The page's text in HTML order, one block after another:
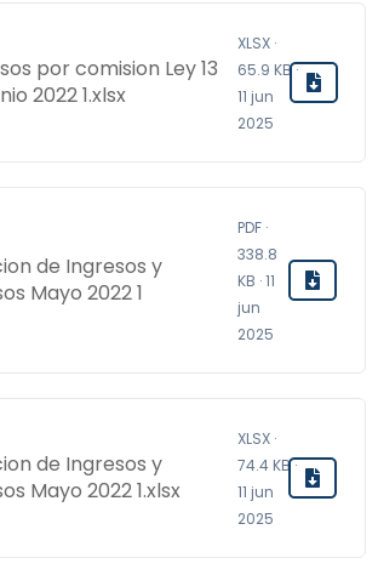
por comision Ley 13
2022 1.xlsx
XLSX ·
65.9 KB ·
11 jun
2025
de Ingresos y
Mayo 2022 1
PDF ·
338.8
KB · 11
jun
2025
de Ingresos y
Mayo 2022 1.xlsx
XLSX ·
74.4 KB ·
11 jun
2025